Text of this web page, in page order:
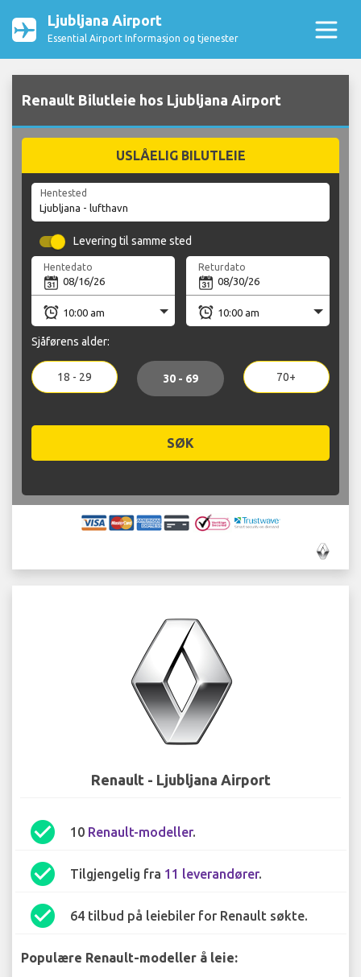
Ljubljana Airport
Essential Airport Informasjon og tjenester
Renault Bilutleie hos Ljubljana Airport
USLÅELIG BILUTLEIE
Hentested
Levering til samme sted
Hentedato Returdato
Sjåførens alder:
18 - 29 30 - 69 70+
SØK
Renault - Ljubljana Airport
check_circle 10 Renault-modeller.
check_circle Tilgjengelig fra 11 leverandører.
check_circle 64 tilbud på leiebiler for Renault søkte.
Populære Renault-modeller å leie: